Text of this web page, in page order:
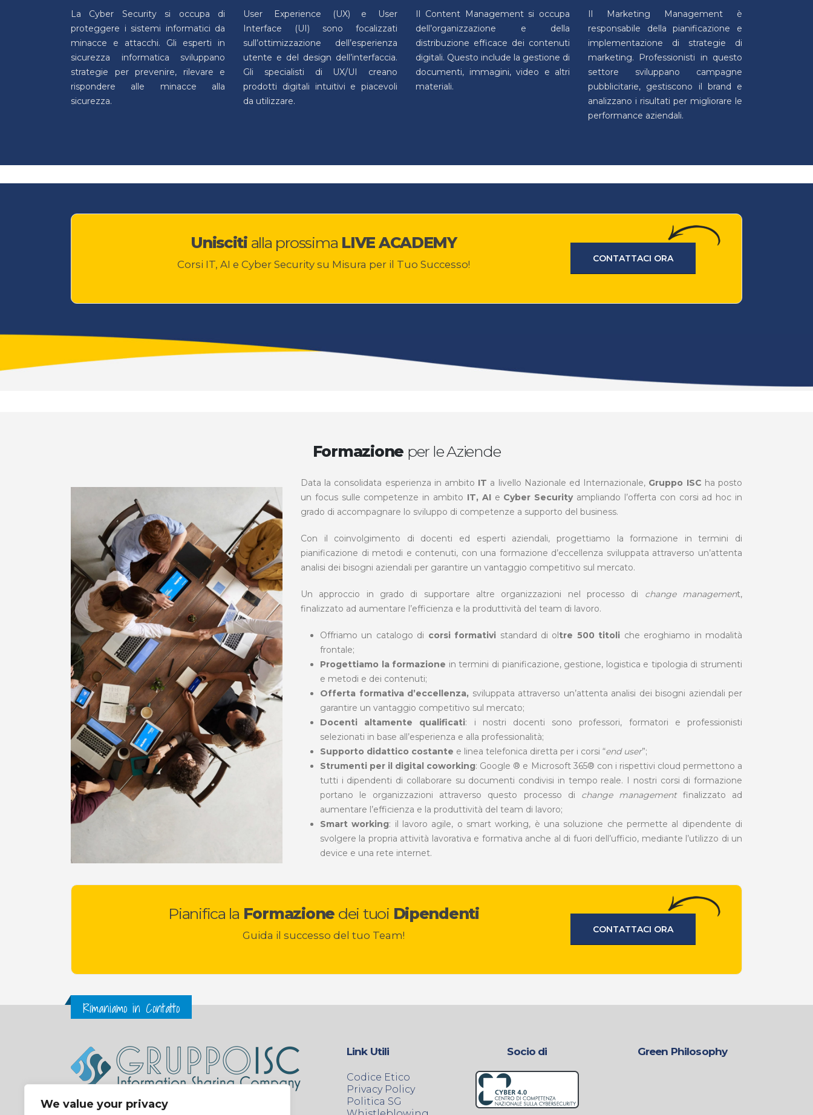
We value your privacy
La Cyber Security si occupa di
proteggere i sistemi informatici da
minacce e attacchi. Gli esperti in
sicurezza informatica sviluppano
strategie per prevenire, rilevare e
rispondere alle minacce alla
sicurezza.
User Experience (UX) e User
Interface (UI) sono focalizzati
sull’ottimizzazione dell’esperienza
utente e del design dell’interfaccia.
Gli specialisti di UX/UI creano
prodotti digitali intuitivi e piacevoli
da utilizzare.
Il Content Management si occupa
dell’organizzazione e della
distribuzione efficace dei contenuti
digitali. Questo include la gestione di
documenti, immagini, video e altri
materiali.
Il Marketing Management è
responsabile della pianificazione e
implementazione di strategie di
marketing. Professionisti in questo
settore sviluppano campagne
pubblicitarie, gestiscono il brand e
analizzano i risultati per migliorare le
performance aziendali.
Uniscitialla prossima LIVE ACADEMY
Corsi IT, AI e Cyber Security su Misura per il Tuo Successo! CONTATTACI ORA
Formazione per le Aziende
Data la consolidata esperienza in ambito IT a livello Nazionale ed Internazionale, Gruppo ISC ha posto
un focus sulle competenze in ambito IT, AIe Cyber Securityampliando l’offerta con corsi ad hoc in
grado di accompagnare lo sviluppo di competenze a supporto del business.
Con il coinvolgimento di docenti ed esperti aziendali, progettiamo la formazione in termini di
pianificazione di metodi e contenuti, con una formazione d’eccellenza sviluppata attraverso un’attenta
analisi dei bisogni aziendali per garantire un vantaggio competitivo sul mercato.
Un approccio in grado di supportare altre organizzazioni nel processo di change management,
finalizzato ad aumentare l’efficienza e la produttività del team di lavoro.
Offriamo un catalogo di corsi formativi standard di oltre 500 titoli che eroghiamo in modalità
frontale;
Progettiamo la formazione in termini di pianificazione, gestione, logistica e tipologia di strumenti
e metodi e dei contenuti;
Offerta formativa d’eccellenza, sviluppata attraverso un’attenta analisi dei bisogni aziendali per
garantire un vantaggio competitivo sul mercato;
Docenti altamente qualificati: i nostri docenti sono professori, formatori e professionisti
selezionati in base all’esperienza e alla professionalità;
Supporto didattico costante e linea telefonica diretta per i corsi “end user”;
Strumenti per il digital coworking: Google ® e Microsoft 365® con i rispettivi cloud permettono a
tutti i dipendenti di collaborare su documenti condivisi in tempo reale. I nostri corsi di formazione
portano le organizzazioni attraverso questo processo di change managementfinalizzato ad
aumentare l’efficienza e la produttività del team di lavoro;
Smart working: il lavoro agile, o smart working, è una soluzione che permette al dipendente di
svolgere la propria attività lavorativa e formativa anche al di fuori dell’ufficio, mediante l’utilizzo di un
device e una rete internet.
Pianifica la Formazione dei tuoi Dipendenti
Guida il successo del tuo Team! CONTATTACI ORA
Rimaniamo in Contatto
Link Utili
Codice Etico
Privacy Policy
Politica SG
Socio di Green Philosophy